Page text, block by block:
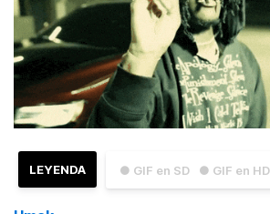
● GIF en SD ● GIF en HD
LEYENDA